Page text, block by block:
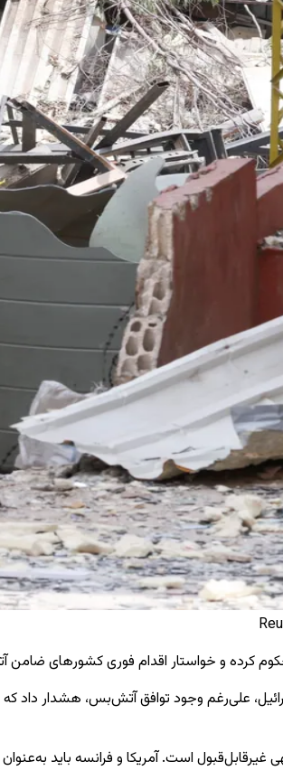
کرده و خواستار اقدام فوری کشورهای
علی‌رغم وجود توافق آتش‌بس، هشدار داد
غیرقابل‌قبول است. آمریکا و فرانسه باید